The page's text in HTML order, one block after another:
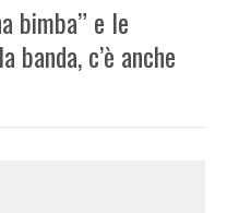
bimba” e le
banda, c’è anche